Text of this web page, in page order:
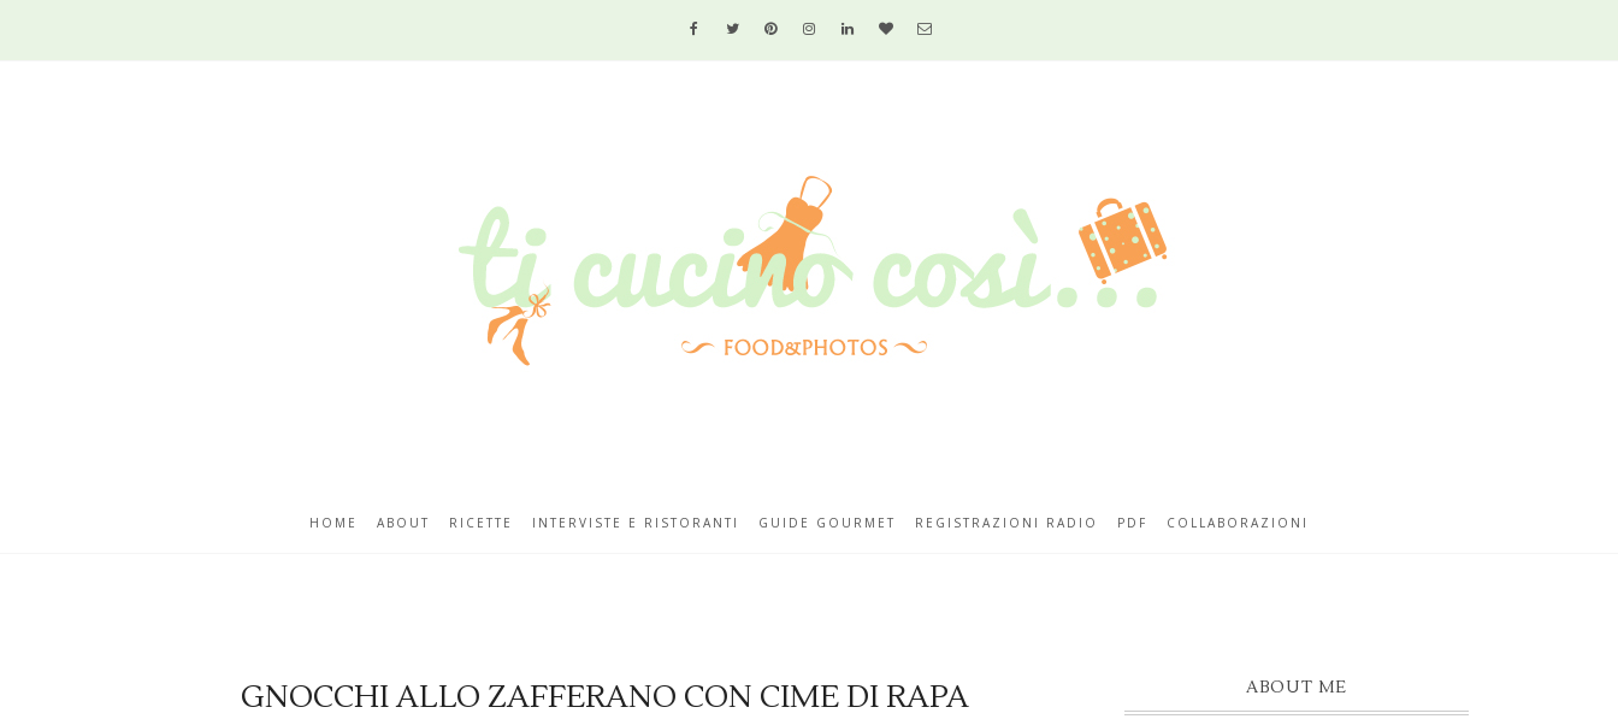
HOME ABOUT RICETTE INTERVISTE E RISTORANTI GUIDE GOURMET REGISTRAZIONI RADIO PDF COLLABORAZIONI
GNOCCHI ALLO ZAFFERANO CON CIME DI RAPA ABOUT ME